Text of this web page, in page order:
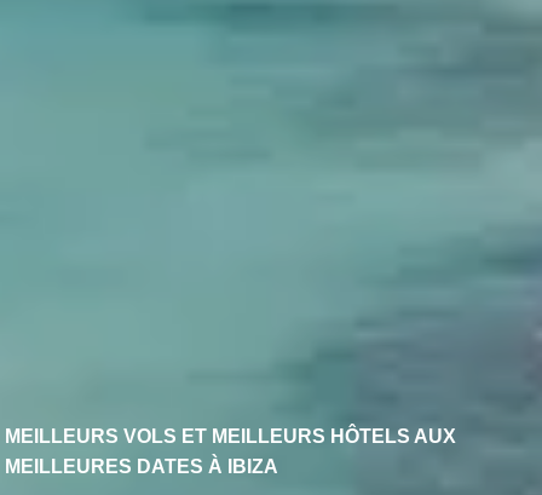
MEILLEURS VOLS ET MEILLEURS HÔTELS AUX
MEILLEURES DATES À IBIZA